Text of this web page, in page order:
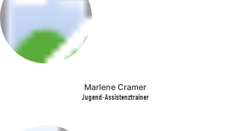
Marlene Cramer
Jugend-Assistenztrainer